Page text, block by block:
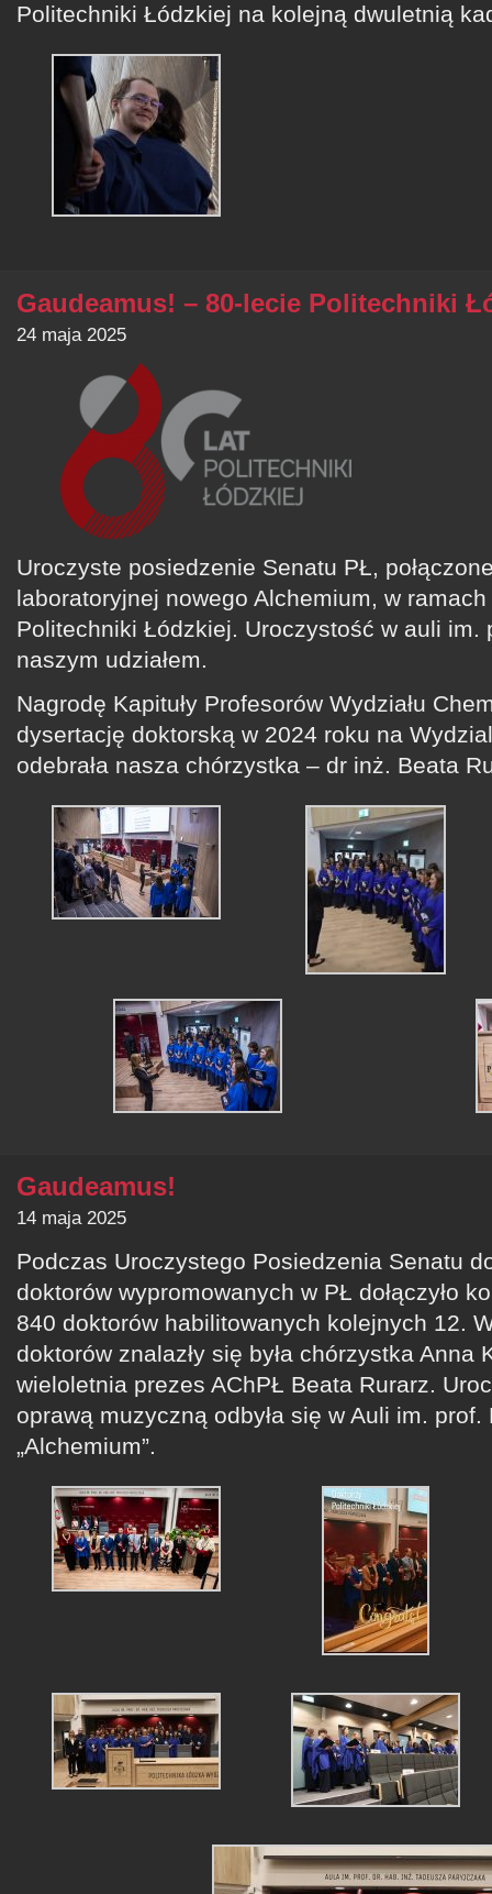
Politechniki Łódzkiej na kolejną dwuletnią
Gaudeamus! – 80-lecie Politechniki
24 maja 2025
Uroczyste posiedzenie Senatu PŁ,
laboratoryjnej nowego Alchemium, w
Politechniki Łódzkiej. Uroczystość w auli im.
naszym udziałem.
Nagrodę Kapituły Profesorów Wydziału
dysertację doktorską w 2024 roku na
odebrała nasza chórzystka – dr inż. Beata
Gaudeamus!
14 maja 2025
Podczas Uroczystego Posiedzenia Senatu
doktorów wypromowanych w PŁ dołączyło
840 doktorów habilitowanych kolejnych 12.
doktorów znalazły się była chórzystka Anna
wieloletnia prezes AChPŁ Beata Rurarz.
oprawą muzyczną odbyła się w Auli im.
„Alchemium”.